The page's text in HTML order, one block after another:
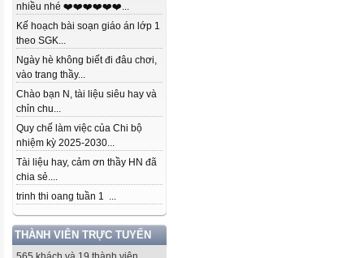
nhiều nhé ❤️❤️❤️❤️❤️❤️...
Kế hoạch bài soạn giáo án lớp 1
theo SGK...
Ngày hè không biết đi đâu chơi,
vào trang thầy...
Chào bạn N, tài liệu siêu hay và
chỉn chu...
Quy chế làm việc của Chi bộ
nhiệm kỳ 2025-2030...
Tài liệu hay, cảm ơn thầy HN đã
chia sẻ....
trinh thi oang tuần 1 ...
THÀNH VIÊN TRỰC TUYẾN